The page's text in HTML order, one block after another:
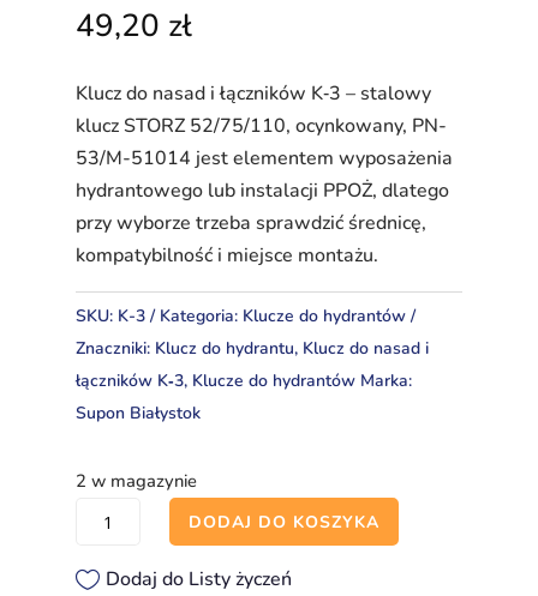
49,20 zł
Klucz do nasad i łączników K‑3 – stalowy
klucz STORZ 52/75/110, ocynkowany, PN-
53/M-51014 jest elementem wyposażenia
hydrantowego lub instalacji PPOŻ, dlatego
przy wyborze trzeba sprawdzić średnicę,
kompatybilność i miejsce montażu.
SKU: K-3 Kategoria: Klucze do hydrantów
Znaczniki: Klucz do hydrantu, Klucz do nasad i
łączników K‑3, Klucze do hydrantów Marka:
Supon Białystok
2 w magazynie
ilość
do
DODAJ DO KOSZYKA
Dodaj do Listy życzeń